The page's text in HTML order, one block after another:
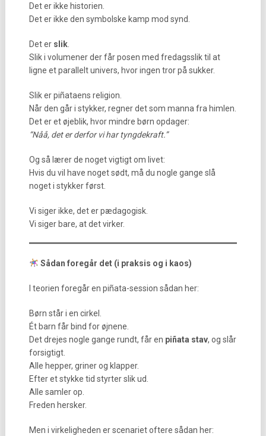
Det er ikke historien.
Det er ikke den symbolske kamp mod synd.
Det er slik.
Slik i volumener der får posen med fredagsslik til at
ligne et parallelt univers, hvor ingen tror på sukker.
Slik er piñataens religion.
Når den går i stykker, regner det som manna fra himlen.
Det er et øjeblik, hvor mindre børn opdager:
“Nåå, det er derfor vi har tyngdekraft.”
Og så lærer de noget vigtigt om livet:
Hvis du vil have noget sødt, må du nogle gange slå
noget i stykker først.
Vi siger ikke, det er pædagogisk.
Vi siger bare, at det virker.
Sådan foregår det (i praksis og i kaos)
I teorien foregår en piñata-session sådan her:
Børn står i en cirkel.
Ét barn får bind for øjnene.
Det drejes nogle gange rundt, får en piñata stav, og slår
forsigtigt.
Alle hepper, griner og klapper.
Efter et stykke tid styrter slik ud.
Alle samler op.
Freden hersker.
Men i virkeligheden er scenariet oftere sådan her: